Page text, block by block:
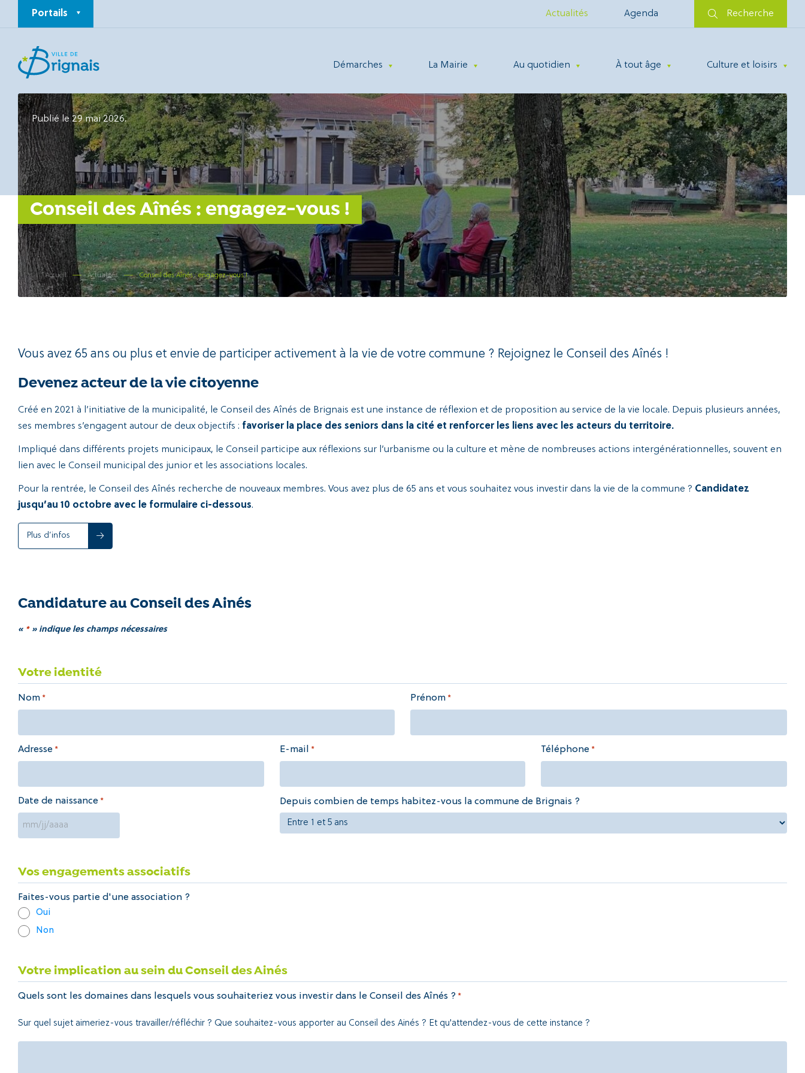
Portails Actualités Agenda Recherche
Démarches La Mairie Au quotidien À tout âge Culture et loisirs
Conseil des Aînés : engagez-vous !
Publié le 29 mai 2026.
Accueil Actualités Conseil des Aînés : engagez-vous !
Vous avez 65 ans ou plus et envie de participer activement à la vie de votre commune ? Rejoignez le Conseil des Aînés !
Devenez acteur de la vie citoyenne
Créé en 2021 à l’initiative de la municipalité, le Conseil des Aînés de Brignais est une instance de réflexion et de proposition au service de la vie locale. Depuis plusieurs années,
ses membres s’engagent autour de deux objectifs : favoriser la place des seniors dans la cité et renforcer les liens avec les acteurs du territoire.
Impliqué dans différents projets municipaux, le Conseil participe aux réflexions sur l’urbanisme ou la culture et mène de nombreuses actions intergénérationnelles, souvent en
lien avec le Conseil municipal des junior et les associations locales.
Pour la rentrée, le Conseil des Aînés recherche de nouveaux membres. Vous avez plus de 65 ans et vous souhaitez vous investir dans la vie de la commune ? Candidatez
jusqu’au 10 octobre avec le formulaire ci-dessous.
Plus d’infos
Candidature au Conseil des Ainés
« *» indique les champs nécessaires
Votre identité
Nom * Prénom *
Adresse * E-mail * Téléphone *
Date de naissance *
JJ
slash
AAAA
Depuis combien de temps habitez-vous la commune de Brignais ?
Vos engagements associatifs
Faites-vous partie d'une association ?
Oui
Non
Votre implication au sein du Conseil des Ainés
Quels sont les domaines dans lesquels vous souhaiteriez vous investir dans le Conseil des Aînés ? *
Sur quel sujet aimeriez-vous travailler/réfléchir ? Que souhaitez-vous apporter au Conseil des Ainés ? Et qu'attendez-vous de cette instance ?